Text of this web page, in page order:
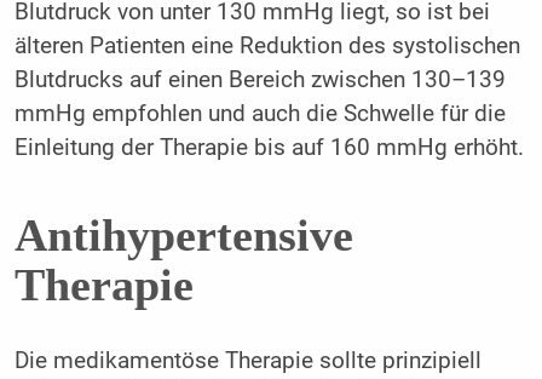
Blutdruck von unter 130 mmHg liegt, so ist bei
älteren Patienten eine Reduktion des systolischen
Blutdrucks auf einen Bereich zwischen 130–139
mmHg empfohlen und auch die Schwelle für die
Einleitung der Therapie bis auf 160 mmHg erhöht.
Antihypertensive
Therapie
Die medikamentöse Therapie sollte prinzipiell